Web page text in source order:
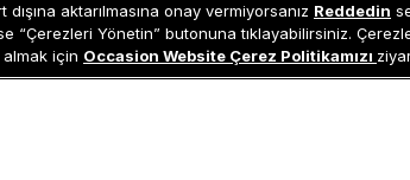
Site Haritası
Misafir Üye Sipariş Takip
aktarılmasına onay vermiyorsanız Reddedin
“Çerezleri Yönetin” butonuna tıklayabilirsiniz.
için Occasion Website Çerez Politikamızı